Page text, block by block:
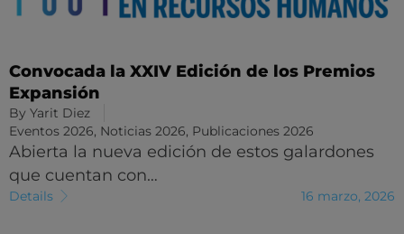
Convocada la XXIV Edición de los Premios
Expansión
By Yarit Diez
Eventos 2026, Noticias 2026, Publicaciones 2026
Abierta la nueva edición de estos galardones
que cuentan con…
Details 16 marzo, 2026